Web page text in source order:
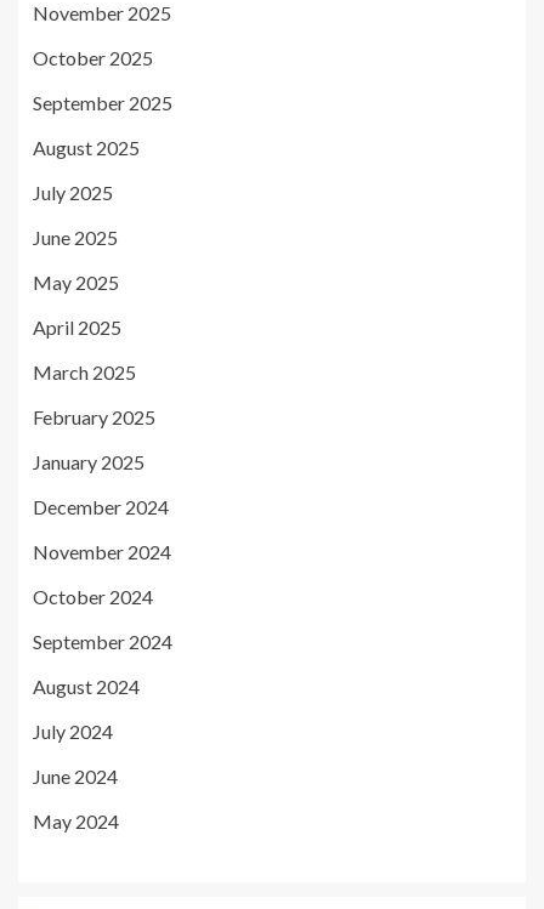
November 2025
October 2025
September 2025
August 2025
July 2025
June 2025
May 2025
April 2025
March 2025
February 2025
January 2025
December 2024
November 2024
October 2024
September 2024
August 2024
July 2024
June 2024
May 2024